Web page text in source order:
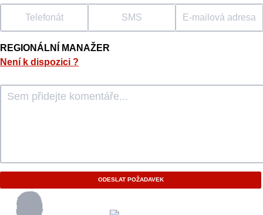
Telefonát SMS E-mailová adresa
REGIONÁLNÍ MANAŽER
Není k dispozici ?
ODESLAT POŽADAVEK